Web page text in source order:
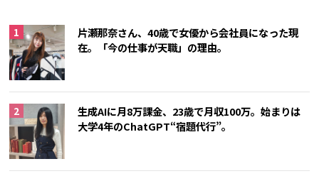
片瀬那奈さん、40歳で女優から会社員になった現
在。「今の仕事が天職」の理由。
生成AIに月8万課金、23歳で月収100万。始まりは
大学4年のChatGPT“宿題代行”。